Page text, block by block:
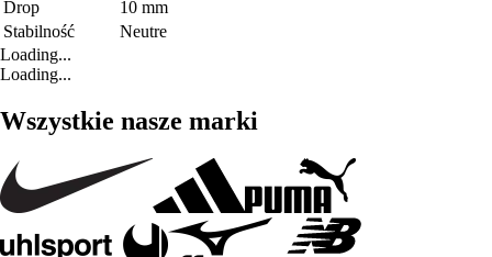
Drop
10 mm
Stabilność
Neutre
Loading...
Loading...
Wszystkie nasze marki